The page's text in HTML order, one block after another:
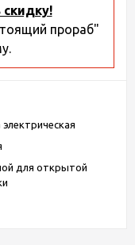
прораб"
для открытой